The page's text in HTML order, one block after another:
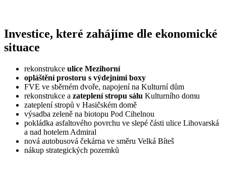
Investice, které zahájíme dle ekonomické
situace
rekonstrukce ulice Mezihorní
opláštění prostoru s výdejními boxy
FVE ve sběrném dvoře, napojení na Kulturní dům
rekonstrukce a zateplení stropu sálu Kulturního domu
zateplení stropů v Hasičském domě
výsadba zeleně na biotopu Pod Cihelnou
pokládka asfaltového povrchu ve slepé části ulice Lihovarská
a nad hotelem Admiral
nová autobusová čekárna ve směru Velká Bíteš
nákup strategických pozemků